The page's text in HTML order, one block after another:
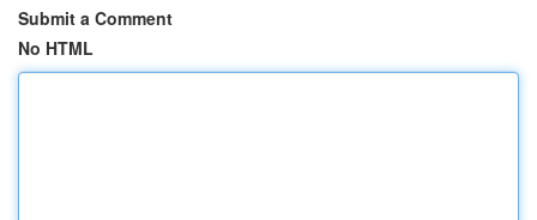
Submit a Comment
No HTML